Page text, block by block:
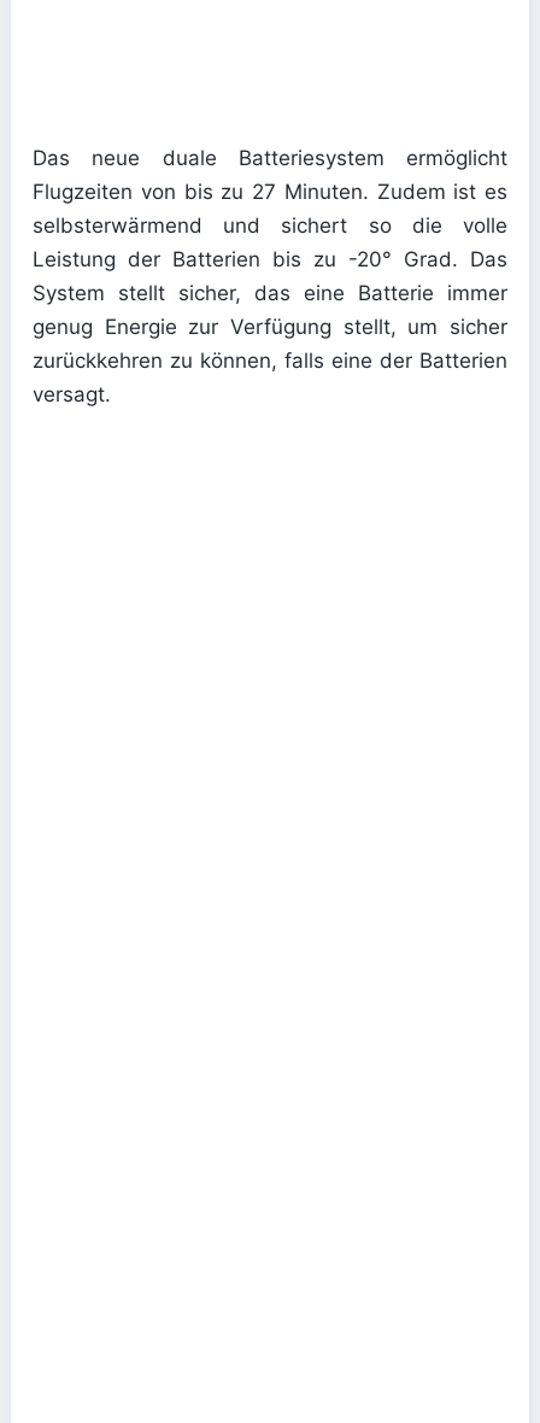
Das neue duale Batteriesystem ermöglicht
Flugzeiten von bis zu 27 Minuten. Zudem ist es
selbsterwärmend und sichert so die volle
Leistung der Batterien bis zu -20° Grad. Das
System stellt sicher, das eine Batterie immer
genug Energie zur Verfügung stellt, um sicher
zurückkehren zu können, falls eine der Batterien
versagt.